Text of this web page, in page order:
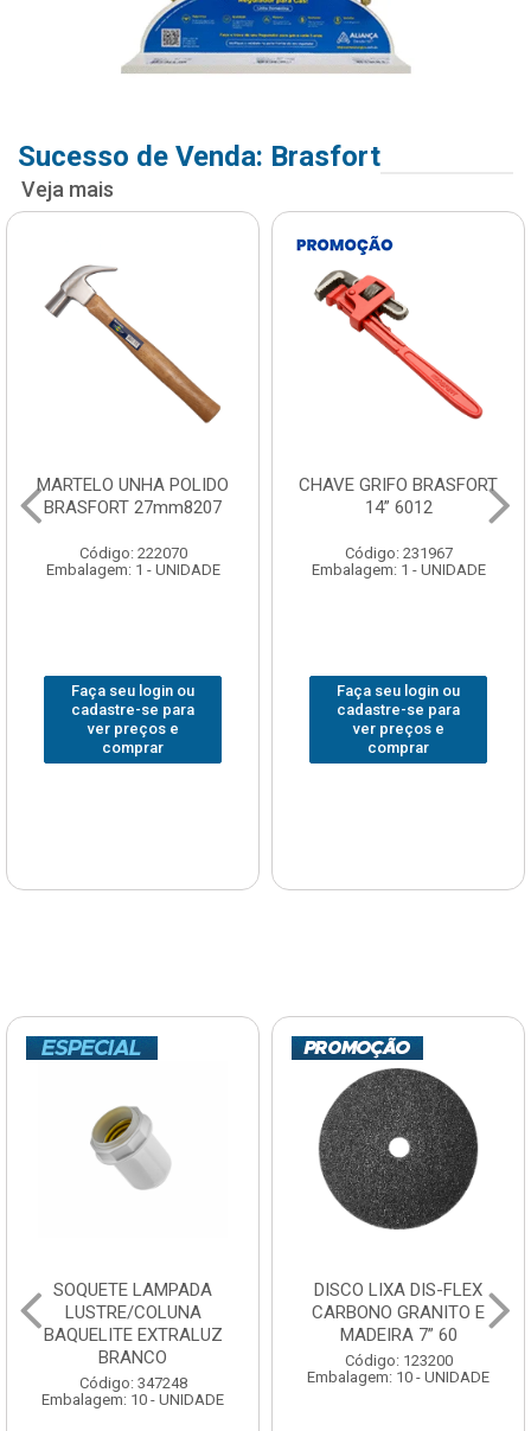
Sucesso de Venda: Brasfort
Veja mais
CHAVE GRIFO BRASFORT
14” 6012
Código: 231967
Embalagem: 1 - UNIDADE
Faça seu login ou
cadastre-se para
ver preços e
comprar
ADAPTADOR PARA
SOQUETE WAFT
1/2(F)x3/4(M) 6161
Código: 235563
Embalagem: 1 - UNIDADE
Faça seu login ou
cadastre-se para
ver preços e
comprar
SOQUETE LAMPADA
LUSTRE/COLUNA
BAQUELITE EXTRALUZ
BRANCO
Código: 347248
Embalagem: 10 - UNIDADE
DISCO LIXA DIS-FLEX
CARBONO GRANITO E
MADEIRA 7” 60
Código: 123200
Embalagem: 10 - UNIDADE